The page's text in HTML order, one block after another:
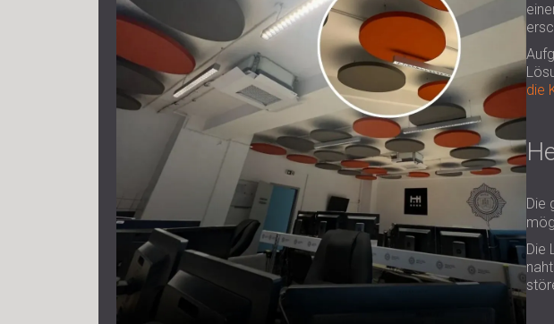
die
Die
Die